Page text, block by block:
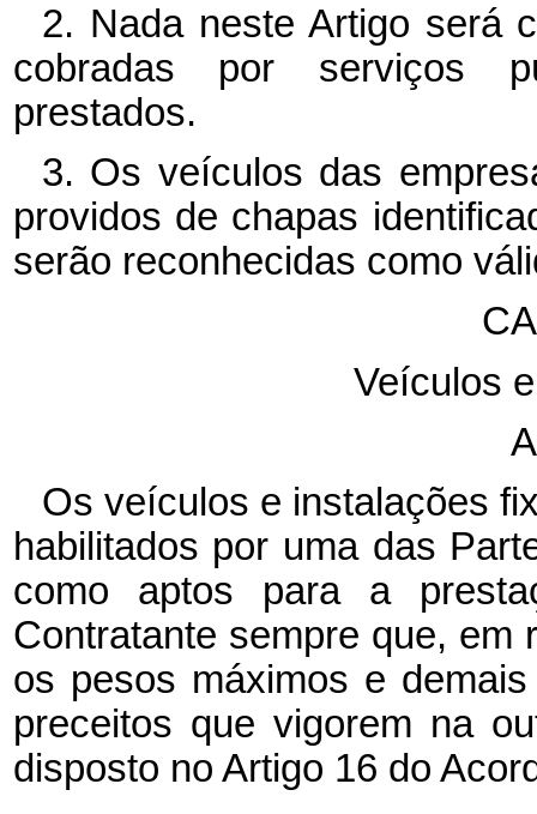
2. Nada neste Artigo será
cobradas por serviços
prestados.
3. Os veículos das
providos de chapas
serão reconhecidas como
Veículos
Os veículos e instalações
habilitados por uma das
como aptos para a
Contratante sempre que, em
os pesos máximos e
preceitos que vigorem na
disposto no Artigo 16 do